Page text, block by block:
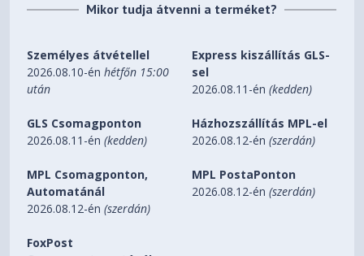
garancia-időszak: 2 év
auto ON/OFF
igen
akkumulátor típusa
Li-Po 3,85 V
feltöltési idő
2 óra
szín
szürke
LED töltés jelző
Mikor tudja átvenni a terméket?
Személyes átvétellel
2026.08.10-énhétfőn 15:00
után
Express kiszállítás GLS-
sel
2026.08.11-én(kedden)
GLS Csomagponton
2026.08.11-én(kedden)
Házhozszállítás MPL-el
2026.08.12-én(szerdán)
MPL Csomagponton,
Automatánál
2026.08.12-én(szerdán)
MPL PostaPonton
2026.08.12-én(szerdán)
FoxPost